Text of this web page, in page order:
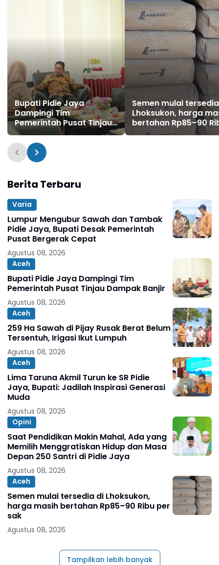
Bupati Pidie Jaya
Dampingi Tim
Pemerintah Pusat Tinjau
Dampak Banjir
Semen mulai
Lhoksukon, harga
bertahan Rp85–90
per sak
Berita Terbaru
Varia
Lumpur Mengubur Sawah dan Tambak
Pidie Jaya, Bupati Desak Pemerintah
Pusat Bergerak Cepat
Agustus 08, 2026
Aceh
Bupati Pidie Jaya Dampingi Tim
Pemerintah Pusat Tinjau Dampak Banjir
Agustus 08, 2026
Aceh
259 Ha Sawah di Pijay Rusak Berat Belum
Tersentuh, Irigasi Ikut Lumpuh
Agustus 08, 2026
Aceh
Lima Taruna Akmil Turun ke SR Pidie
Jaya, Bupati: Jadilah Inspirasi Generasi
Muda
Agustus 08, 2026
Opini
Saat Pendidikan Makin Mahal, Ada yang
Memilih Menggratiskan Hidup dan Masa
Depan 250 Santri di Pidie Jaya
Agustus 08, 2026
Aceh
Semen mulai tersedia di Lhoksukon,
harga masih bertahan Rp85–90 Ribu per
sak
Agustus 08, 2026
Tampilkan lebih banyak